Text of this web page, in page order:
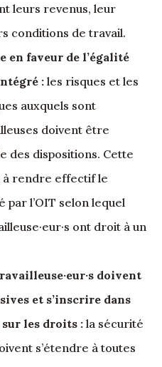
leurs revenus, leur
conditions de travail.
en faveur de l’égalité
: les risques et les
auxquels sont
doivent être
des dispositions. Cette
rendre effectif le
l’OIT selon lequel
ont droit à un
doivent
et s’inscrire dans
les droits : la sécurité
s’étendre à toutes